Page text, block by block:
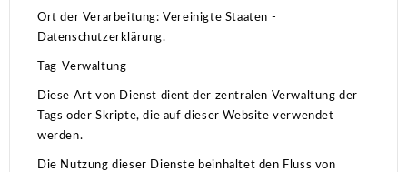
Ort der Verarbeitung: Vereinigte Staaten -
Datenschutzerklärung.
Tag-Verwaltung
Diese Art von Dienst dient der zentralen Verwaltung der
Tags oder Skripte, die auf dieser Website verwendet
werden.
Die Nutzung dieser Dienste beinhaltet den Fluss von